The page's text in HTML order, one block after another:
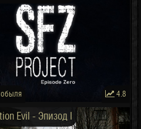
4.8
Evil - Эпизод I